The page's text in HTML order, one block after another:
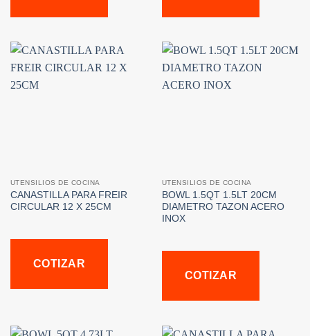
UTENSILIOS DE COCINA
CANASTILLA PARA FREIR
CIRCULAR 12 X 25CM
COTIZAR
UTENSILIOS DE COCINA
BOWL 1.5QT 1.5LT 20CM
DIAMETRO TAZON ACERO
INOX
COTIZAR